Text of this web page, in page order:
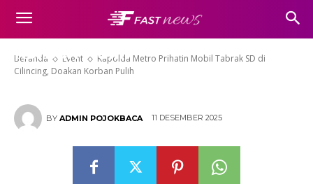
Beranda Event
Kapolda Metro Prihatin Mobil Tabrak SD di
Cilincing, Doakan Korban Pulih
Kapolda Metro Prihatin Mobil
Tabrak SD di Cilincing, Doakan
Korban Pulih
BY ADMIN POJOKBACA 11 DESEMBER 2025